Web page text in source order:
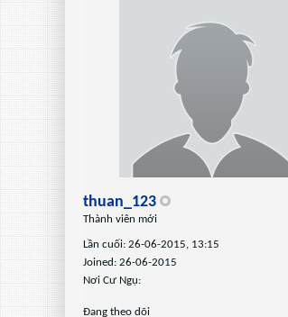
thuan_123
Thành viên mới
Lần cuối: 26-06-2015, 13:15
Joined: 26-06-2015
Nơi Cư Ngụ:
Ðang theo dõi